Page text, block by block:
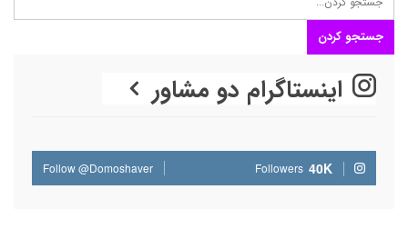
اینستاگرام دو مشاور
40K
Followers
Follow @Domoshaver